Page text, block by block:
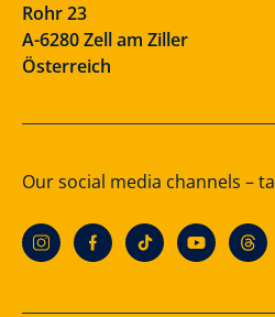
Rohr 23
A-6280 Zell am Ziller
Österreich
Our social media channels –